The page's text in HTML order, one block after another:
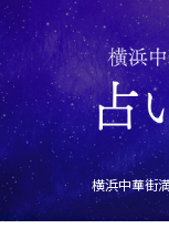
横浜中華街